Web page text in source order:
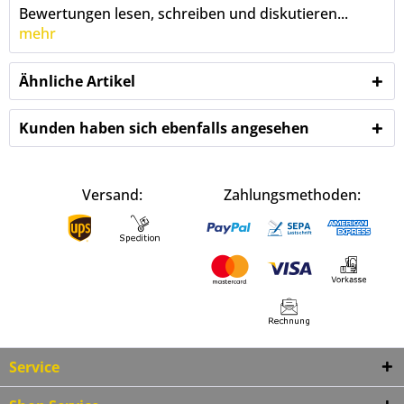
Bewertungen lesen, schreiben und diskutieren...
mehr
Ähnliche Artikel
Kunden haben sich ebenfalls angesehen
Versand: Zahlungsmethoden:
Service